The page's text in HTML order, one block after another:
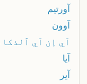
آورتيم
آوون
آي إن آي
آيا
آير